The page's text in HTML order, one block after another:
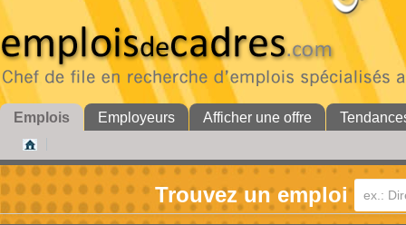
Emplois Employeurs Afficher une offre
Trouvez un emploi